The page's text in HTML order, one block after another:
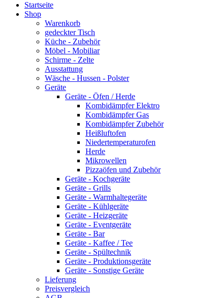
Startseite
Shop
Warenkorb
gedeckter Tisch
Küche - Zubehör
Möbel - Mobiliar
Schirme - Zelte
Ausstattung
Wäsche - Hussen - Polster
Geräte
Geräte - Öfen / Herde
Kombidämpfer Elektro
Kombidämpfer Gas
Kombidämpfer Zubehör
Heißluftofen
Niedertemperaturofen
Herde
Mikrowellen
Pizzaöfen und Zubehör
Geräte - Kochgeräte
Geräte - Grills
Geräte - Warmhaltegeräte
Geräte - Kühlgeräte
Geräte - Heizgeräte
Geräte - Eventgeräte
Geräte - Bar
Geräte - Kaffee / Tee
Geräte - Spültechnik
Geräte - Produktionsgeräte
Geräte - Sonstige Geräte
Lieferung
Preisvergleich